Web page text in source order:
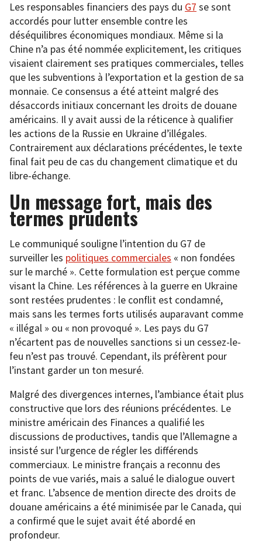
Les responsables financiers des pays du G7 se sont
accordés pour lutter ensemble contre les
déséquilibres économiques mondiaux. Même si la
Chine n’a pas été nommée explicitement, les critiques
visaient clairement ses pratiques commerciales, telles
que les subventions à l’exportation et la gestion de sa
monnaie. Ce consensus a été atteint malgré des
désaccords initiaux concernant les droits de douane
américains. Il y avait aussi de la réticence à qualifier
les actions de la Russie en Ukraine d’illégales.
Contrairement aux déclarations précédentes, le texte
final fait peu de cas du changement climatique et du
libre-échange.
Un message fort, mais des
termes prudents
Le communiqué souligne l’intention du G7 de
surveiller les politiques commerciales « non fondées
sur le marché ». Cette formulation est perçue comme
visant la Chine. Les références à la guerre en Ukraine
sont restées prudentes : le conflit est condamné,
mais sans les termes forts utilisés auparavant comme
« illégal » ou « non provoqué ». Les pays du G7
n’écartent pas de nouvelles sanctions si un cessez-le-
feu n’est pas trouvé. Cependant, ils préfèrent pour
l’instant garder un ton mesuré.
Malgré des divergences internes, l’ambiance était plus
constructive que lors des réunions précédentes. Le
ministre américain des Finances a qualifié les
discussions de productives, tandis que l’Allemagne a
insisté sur l’urgence de régler les différends
commerciaux. Le ministre français a reconnu des
points de vue variés, mais a salué le dialogue ouvert
et franc. L’absence de mention directe des droits de
douane américains a été minimisée par le Canada, qui
a confirmé que le sujet avait été abordé en
profondeur.